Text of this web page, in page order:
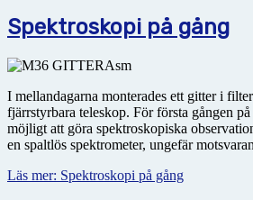
Spektroskopi på gång
I mellandagarna monterades ett gitter i
fjärrstyrbara teleskop. För första gången
möjligt att göra spektroskopiska
en spaltlös spektrometer, ungefär
Läs mer: Spektroskopi på gång